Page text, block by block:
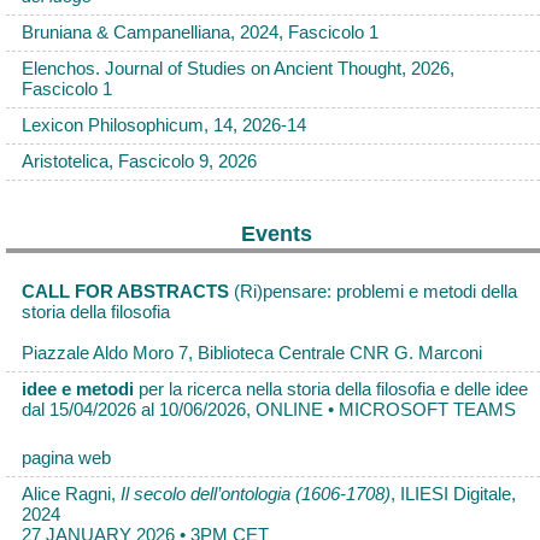
Bruniana & Campanelliana, 2024, Fascicolo 1
Elenchos. Journal of Studies on Ancient Thought, 2026,
Fascicolo 1
Lexicon Philosophicum, 14, 2026-14
Aristotelica, Fascicolo 9, 2026
Events
CALL FOR ABSTRACTS (Ri)pensare: problemi e metodi della
storia della filosofia
Piazzale Aldo Moro 7, Biblioteca Centrale CNR G. Marconi
idee e metodi per la ricerca nella storia della filosofia e delle idee
dal 15/04/2026 al 10/06/2026, ONLINE • MICROSOFT TEAMS
pagina web
Alice Ragni, Il secolo dell’ontologia (1606-1708), ILIESI Digitale,
2024
27 JANUARY 2026 • 3PM CET